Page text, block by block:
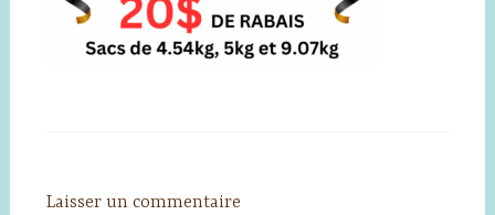
Laisser un commentaire